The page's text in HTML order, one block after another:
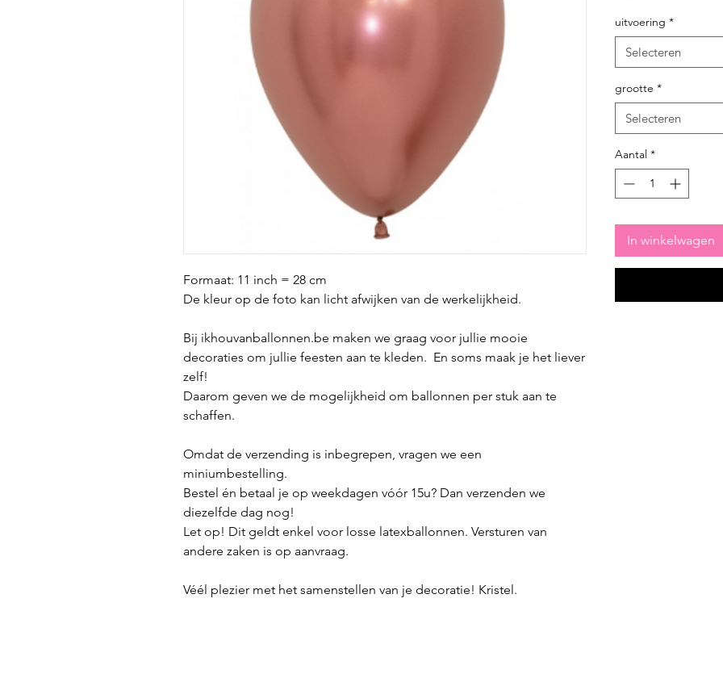
Formaat: 11 inch = 28 cm
De kleur op de foto kan licht afwijken van de werkelijkheid.
Bij ikhouvanballonnen.be maken we graag voor jullie mooie
decoraties om jullie feesten aan te kleden. En soms maak je het liever
zelf!
Daarom geven we de mogelijkheid om ballonnen per stuk aan te
schaffen.
Omdat de verzending is inbegrepen, vragen we een
miniumbestelling.
Bestel én betaal je op weekdagen vóór 15u? Dan verzenden we
diezelfde dag nog!
Let op! Dit geldt enkel voor losse latexballonnen. Versturen van
andere zaken is op aanvraag.
Véél plezier met het samenstellen van je decoratie! Kristel.
uitvoering *
Selecteren
grootte *
Selecteren
Aantal *
In winkelwagen